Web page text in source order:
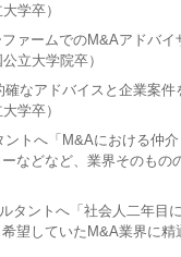
学卒）
ァームでのM&Aアドバ
立大学院卒）
なアドバイスと企業案
学卒）
トへ「M&Aにおける仲
などなど、業界そのもの
タントへ「社会人二年目
望していたM&A業界に